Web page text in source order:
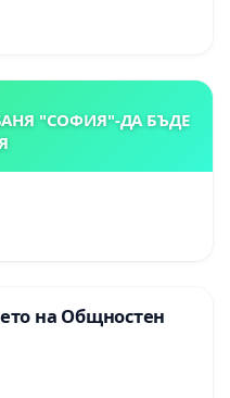
"СОФИЯ"-ДА БЪДЕ
на Общностен